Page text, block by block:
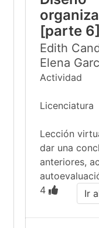
[parte 6]
Edith
Elena
Actividad
Licenciatura
Lección
dar una
anteriores,
4
Ir